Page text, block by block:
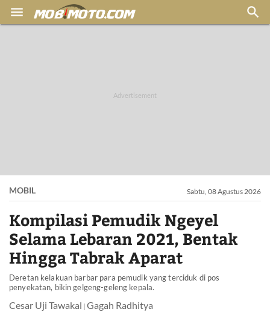
 
MOBIL Sabtu, 08 Agustus 2026
Kompilasi Pemudik Ngeyel
Selama Lebaran 2021, Bentak
Hingga Tabrak Aparat
Deretan kelakuan barbar para pemudik yang terciduk di pos
penyekatan, bikin gelgeng-geleng kepala.
Cesar Uji Tawakal | Gagah Radhitya